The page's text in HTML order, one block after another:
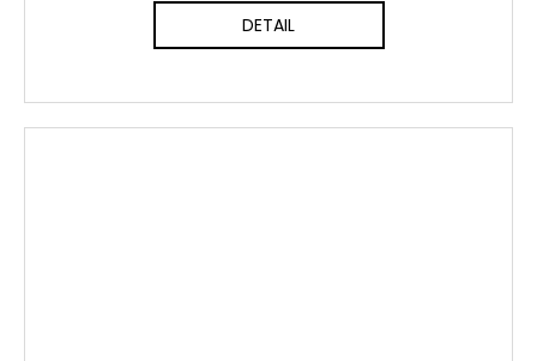
DETAIL